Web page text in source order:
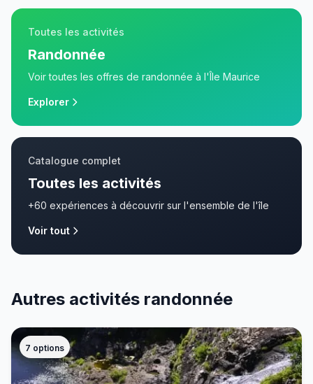
Toutes les activités
Randonnée
Voir toutes les offres de randonnée à l'Île Maurice
Explorer
Catalogue complet
Toutes les activités
+60 expériences à découvrir sur l'ensemble de l'île
Voir tout
Autres activités randonnée
7 options